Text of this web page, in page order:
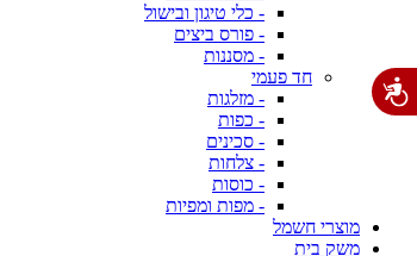
- כלי טיגון ובישול
- פורס ביצים
- מסננות
חד פעמי
- מזלגות
- כפות
- סכינים
- צלחות
- כוסות
- מפות ומפיות
מוצרי חשמל
משק בית